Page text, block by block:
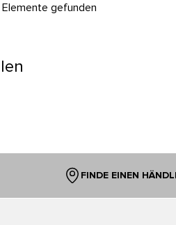
Elemente gefunden
FINDE EINEN